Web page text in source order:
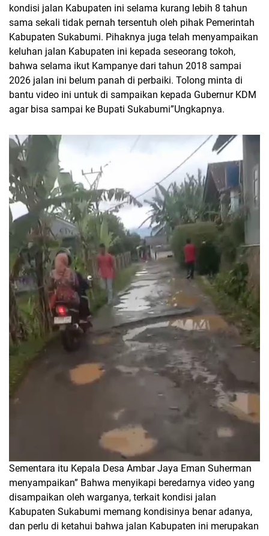
kondisi jalan Kabupaten ini selama kurang lebih 8 tahun
sama sekali tidak pernah tersentuh oleh pihak Pemerintah
Kabupaten Sukabumi. Pihaknya juga telah menyampaikan
keluhan jalan Kabupaten ini kepada seseorang tokoh,
bahwa selama ikut Kampanye dari tahun 2018 sampai
2026 jalan ini belum panah di perbaiki. Tolong minta di
bantu video ini untuk di sampaikan kepada Gubernur KDM
agar bisa sampai ke Bupati Sukabumi”Ungkapnya.
Sementara itu Kepala Desa Ambar Jaya Eman Suherman
menyampaikan” Bahwa menyikapi beredarnya video yang
disampaikan oleh warganya, terkait kondisi jalan
Kabupaten Sukabumi memang kondisinya benar adanya,
dan perlu di ketahui bahwa jalan Kabupaten ini merupakan